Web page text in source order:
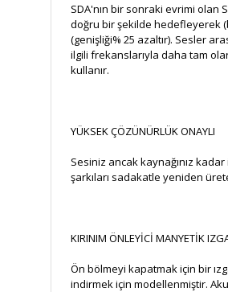
SDA'nın bir sonraki evrimi olan
doğru bir şekilde hedefleyerek
(genişliği% 25 azaltır). Sesler
ilgili frekanslarıyla daha tam
kullanır.
YÜKSEK ÇÖZÜNÜRLÜK ONAYLI
Sesiniz ancak kaynağınız kadar
şarkıları sadakatle yeniden
KIRINIM ÖNLEYİCİ MANYETİK
Ön bölmeyi kapatmak için bir
indirmek için modellenmiştir.